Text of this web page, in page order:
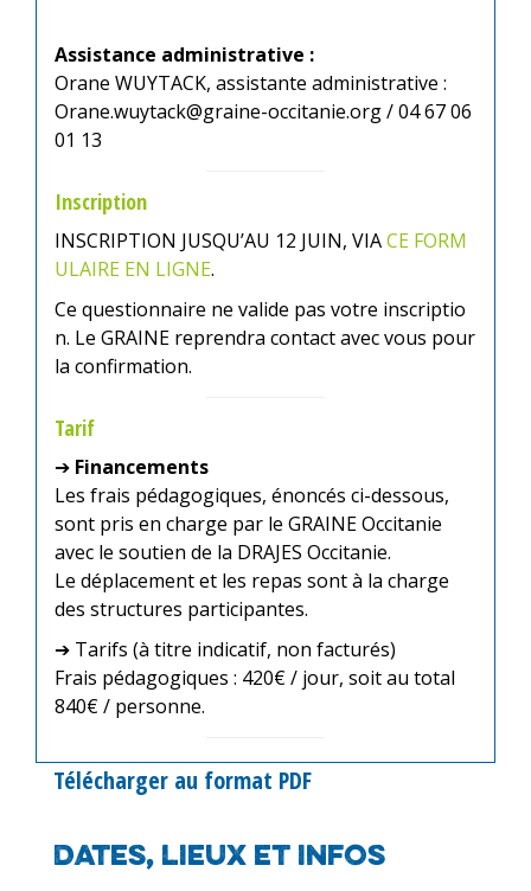
Assistance administrative :
Orane WUYTACK, assistante administrative :
Orane.wuytack@graine-occitanie.org / 04 67 06
01 13
Inscription
INSCRIPTION JUSQU’AU 12 JUIN, VIACE FORM
ULAIRE EN LIGNE.
Ce questionnaire ne valide pas votre inscriptio
n. Le GRAINE reprendra contact avec vous pour
la confirmation.
Tarif
➔ Financements
Les frais pédagogiques, énoncés ci-dessous,
sont pris en charge par le GRAINE Occitanie
avec le soutien de la DRAJES Occitanie.
Le déplacement et les repas sont à la charge
des structures participantes.
➔ Tarifs (à titre indicatif, non facturés)
Frais pédagogiques : 420€ / jour, soit au total
840€ / personne.
Télécharger au format PDF
Dates, lieux et infos